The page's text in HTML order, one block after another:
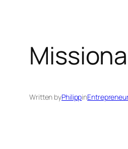
Written byPhilippin